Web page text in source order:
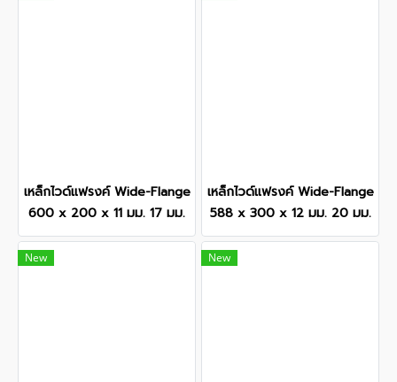
เหล็กไวด์แฟรงค์ Wide-Flange
600 x 200 x 11 มม. 17 มม.
เหล็กไวด์แฟรงค์ Wide-Flange
588 x 300 x 12 มม. 20 มม.
New New